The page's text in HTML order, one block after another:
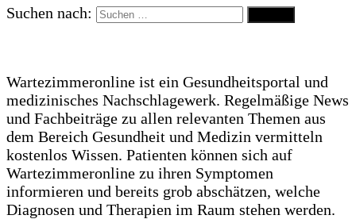
Suchen nach:
Wartezimmeronline ist ein Gesundheitsportal und
medizinisches Nachschlagewerk. Regelmäßige News
und Fachbeiträge zu allen relevanten Themen aus
dem Bereich Gesundheit und Medizin vermitteln
kostenlos Wissen. Patienten können sich auf
Wartezimmeronline zu ihren Symptomen
informieren und bereits grob abschätzen, welche
Diagnosen und Therapien im Raum stehen werden.